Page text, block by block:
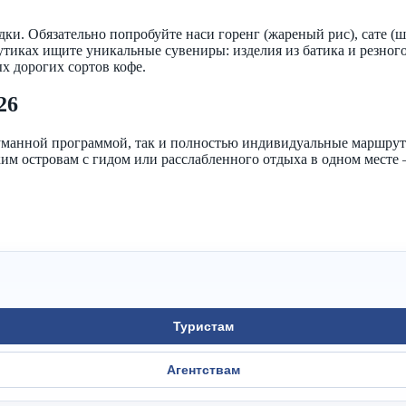
Обязательно попробуйте наси горенг (жареный рис), сате
ищите уникальные сувениры: изделия из батика и
дорогих сортов кофе.
программой, так и полностью индивидуальные
островам с гидом или расслабленного отдыха в одном
Туристам
Агентствам